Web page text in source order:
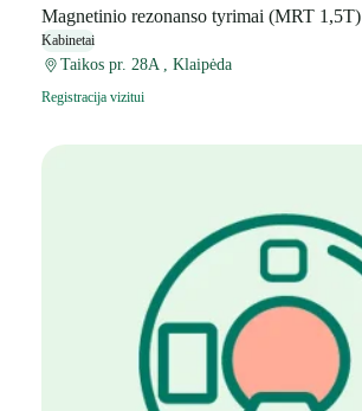
Magnetinio rezonanso tyrimai (MRT 1,5T)
Kabinetai
Taikos pr. 28A , Klaipėda
Registracija vizitui